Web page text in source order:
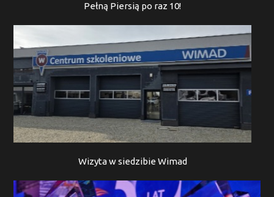
Pełną Piersią po raz 10!
Wizyta w siedzibie Wimad